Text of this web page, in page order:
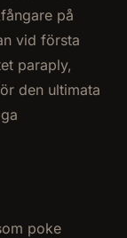
på
vid första
paraply,
den ultimata
poke